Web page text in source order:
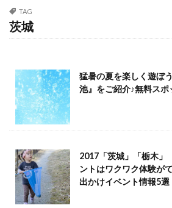
TAG
茨城
猛暑の夏を楽しく遊ぼ
池』をご紹介♪無料スポ
2017「茨城」「栃木」
ントはワクワク体験が
出かけイベント情報5選